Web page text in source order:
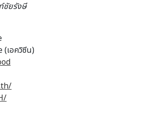
ชัยรังษี
(เอควิซีน)